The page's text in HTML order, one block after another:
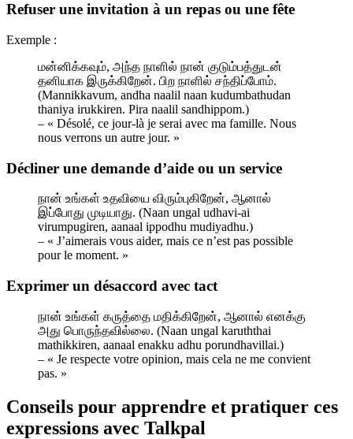
Refuser une invitation à un repas ou une fête
Exemple :
மன்னிக்கவும், அந்த நாளில் நான் குடும்பத்துடன்
தனியாக இருக்கிறேன். பிற நாளில் சந்திப்போம்.
(Mannikkavum, andha naalil naan kudumbathudan
thaniya irukkiren. Pira naalil sandhippom.)
– « Désolé, ce jour-là je serai avec ma famille. Nous
nous verrons un autre jour. »
Décliner une demande d’aide ou un service
நான் உங்கள் உதவியை விரும்புகிறேன், ஆனால்
இப்போது முடியாது. (Naan ungal udhavi-ai
virumpugiren, aanaal ippodhu mudiyadhu.)
– « J’aimerais vous aider, mais ce n’est pas possible
pour le moment. »
Exprimer un désaccord avec tact
நான் உங்கள் கருத்தை மதிக்கிறேன், ஆனால் எனக்கு
அது பொருந்தவில்லை. (Naan ungal karuththai
mathikkiren, aanaal enakku adhu porundhavillai.)
– « Je respecte votre opinion, mais cela ne me convient
pas. »
Conseils pour apprendre et pratiquer ces
expressions avec Talkpal